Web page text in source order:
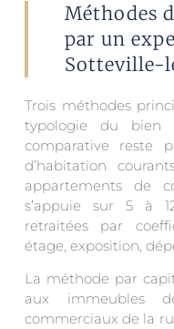
Méthodes
par un
Sotteville-
Trois méthodes
typologie du bien
comparative reste
d’habitation
appartements de
s’appuie sur 5 à
retraitées par
étage, exposition,
La méthode par
aux immeubles
commerciaux de la